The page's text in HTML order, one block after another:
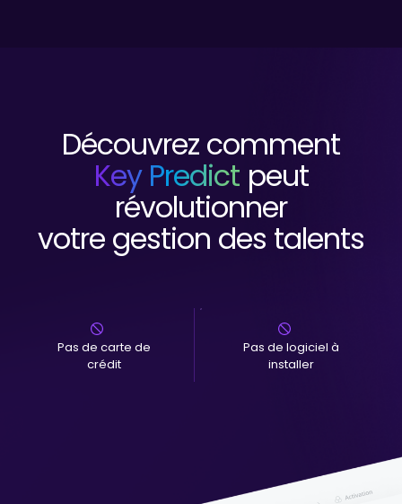
Découvrez comment
Key Predict peut
révolutionner
votre gestion des talents
Pas de carte de
crédit
Pas de logiciel à
installer